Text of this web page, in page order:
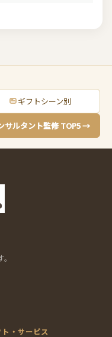
ギフトシーン別
サルタント監修 TOP5 →
ト・サービス